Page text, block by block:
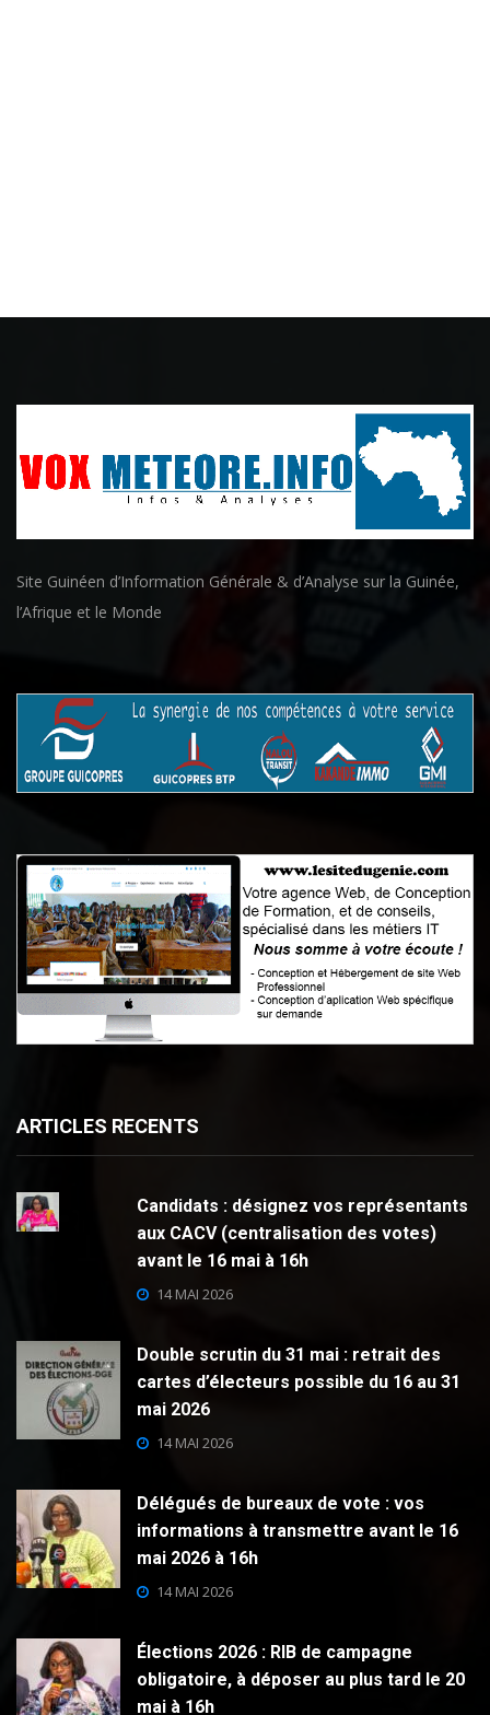
Site Guinéen d’Information Générale & d’Analyse sur la Guinée,
l’Afrique et le Monde
ARTICLES RECENTS
Candidats : désignez vos représentants
aux CACV (centralisation des votes)
avant le 16 mai à 16h
14 MAI 2026
Double scrutin du 31 mai : retrait des
cartes d’électeurs possible du 16 au 31
mai 2026
14 MAI 2026
Délégués de bureaux de vote : vos
informations à transmettre avant le 16
mai 2026 à 16h
14 MAI 2026
Élections 2026 : RIB de campagne
obligatoire, à déposer au plus tard le 20
mai à 16h